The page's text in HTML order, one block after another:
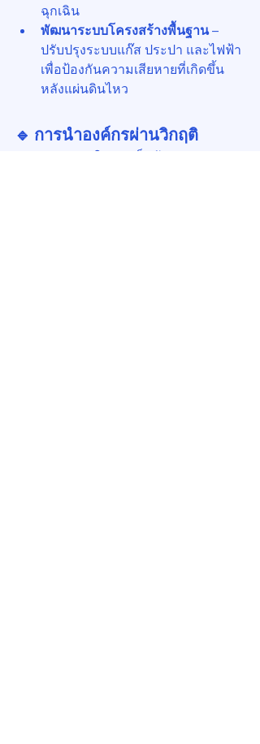
ฉุกเฉิน
พัฒนาระบบโครงสร้างพื้นฐาน –
ปรับปรุงระบบแก๊ส ประปา และไฟฟ้า
เพื่อป้องกันความเสียหายที่เกิดขึ้น
หลังแผ่นดินไหว
🔹 การนำองค์กรผ่านวิกฤติ